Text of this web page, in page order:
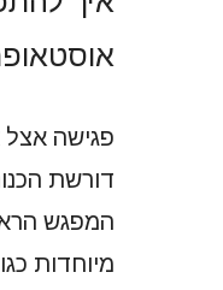
פגישה אצל
דורשת
המפגש
מיוחדות